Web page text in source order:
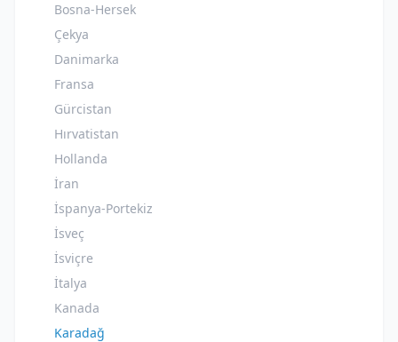
Bosna-Hersek
Çekya
Danimarka
Fransa
Gürcistan
Hırvatistan
Hollanda
İran
İspanya-Portekiz
İsveç
İsviçre
İtalya
Kanada
Karadağ